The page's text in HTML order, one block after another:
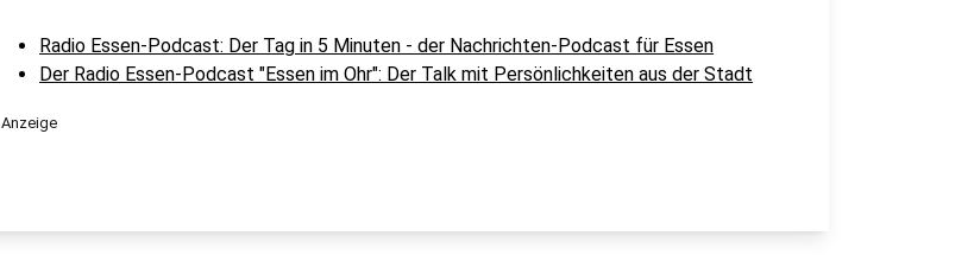
Radio Essen-Podcast: Der Tag in 5 Minuten - der Nachrichten-Podcast für Essen
Der Radio Essen-Podcast "Essen im Ohr": Der Talk mit Persönlichkeiten aus der Stadt
Anzeige